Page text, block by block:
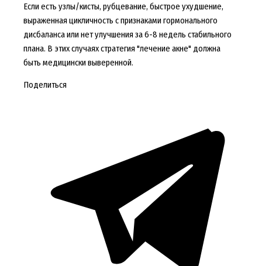
Если есть узлы/кисты, рубцевание, быстрое ухудшение,
выраженная цикличность с признаками гормонального
дисбаланса или нет улучшения за 6-8 недель стабильного
плана. В этих случаях стратегия "лечение акне" должна
быть медицински выверенной.
Поделиться